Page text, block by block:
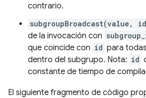
contrario.
subgroupBroadcast(value,
de la invocación con
que coincide con id para
dentro del subgrupo. Nota: id
constante de tiempo de
El siguiente fragmento de código